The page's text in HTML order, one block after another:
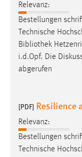
Relevanz:
Bestellungen
Technische
Bibliothek
i.d.Opf. Die
abgerufen
[PDF] Resilience
Relevanz:
Bestellungen
Technische